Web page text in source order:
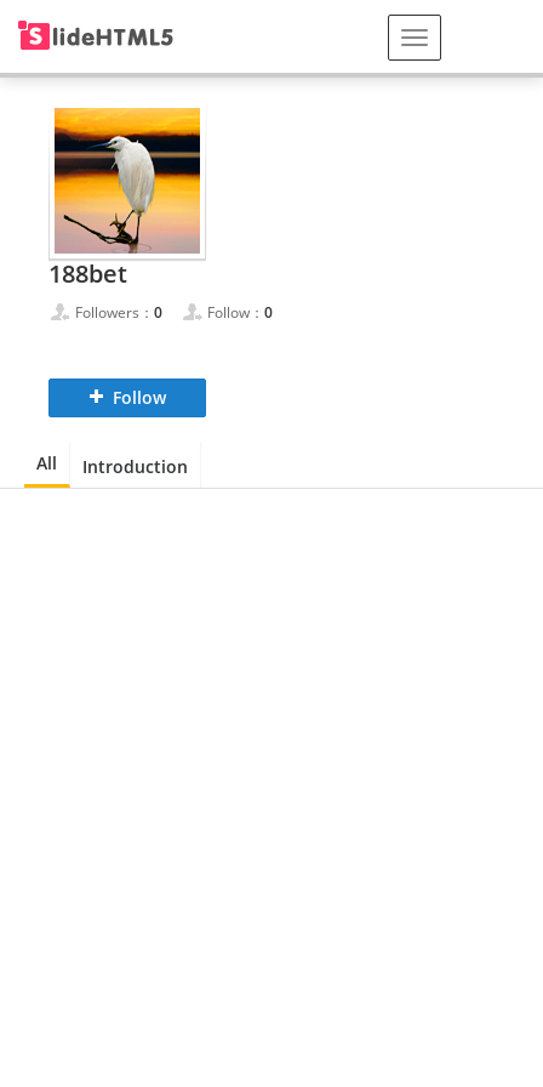
188bet
Followers： 0 Follow： 0
Follow
All Introduction